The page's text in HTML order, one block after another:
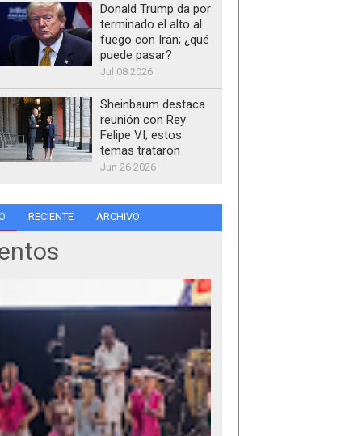
Donald Trump da por
terminado el alto al
fuego con Irán; ¿qué
puede pasar?
Jul 08 2026
Sheinbaum destaca
reunión con Rey
Felipe VI; estos
temas trataron
Jun 26 2026
RECIENTE ARCHIVO